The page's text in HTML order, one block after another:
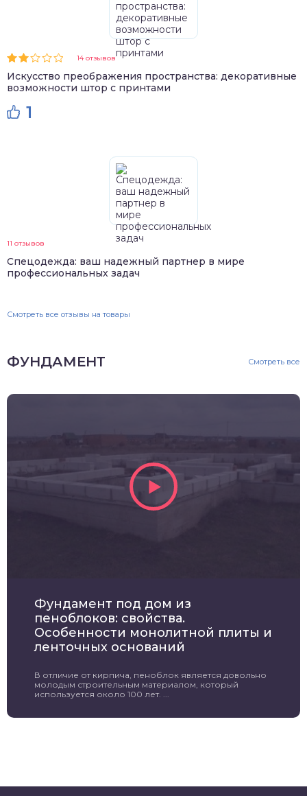
14 отзывов
Искусство преображения пространства: декоративные
возможности штор с принтами
1
11 отзывов
Спецодежда: ваш надежный партнер в мире
профессиональных задач
Смотреть все отзывы на товары
ФУНДАМЕНТ Смотреть все
Фундамент под дом из
пеноблоков: свойства.
Особенности монолитной плиты и
ленточных оснований
В отличие от кирпича, пеноблок является довольно
молодым строительным материалом, который
используется около 100 лет. ...